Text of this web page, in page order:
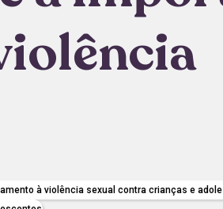
à violência sexual contra crianças e